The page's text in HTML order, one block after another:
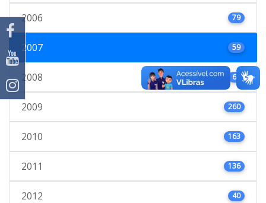
2006 79
2007 59
2008 66
2009 260
2010 163
2011 136
2012 40